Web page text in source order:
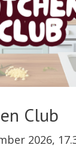
Club
2026,